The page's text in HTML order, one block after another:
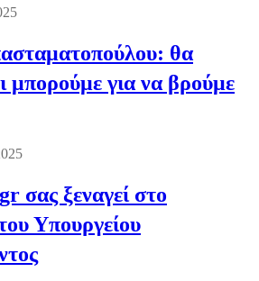
θα
μπορούμε για να βρούμε
σας ξεναγεί στο
Υπουργείου